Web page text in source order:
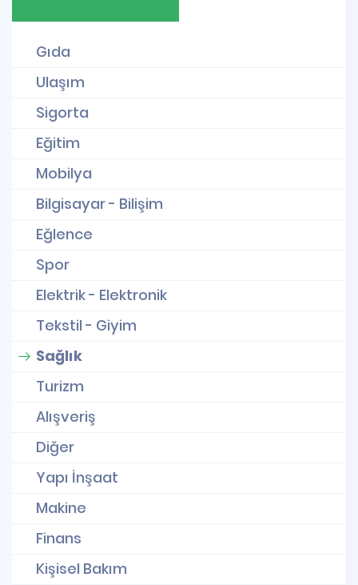
Gıda
Ulaşım
Sigorta
Eğitim
Mobilya
Bilgisayar - Bilişim
Eğlence
Spor
Elektrik - Elektronik
Tekstil - Giyim
Sağlık
Turizm
Alışveriş
Diğer
Yapı İnşaat
Makine
Finans
Kişisel Bakım